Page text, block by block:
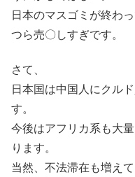
日本のマスゴミが終わ
つら売〇しすぎです。
さて、
日本国は中国人にクル
す。
今後はアフリカ系も大
ります。
当然、不法滞在も増え